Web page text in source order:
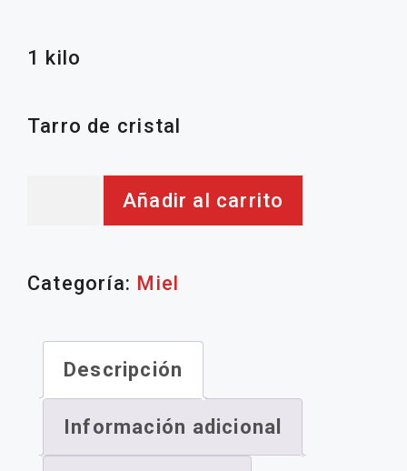
1 kilo
Tarro de cristal
Añadir al carrito
Categoría: Miel
Descripción
Información adicional